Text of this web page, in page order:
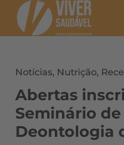
Notícias, Nutrição,
Abertas
Seminário de
Deontologia